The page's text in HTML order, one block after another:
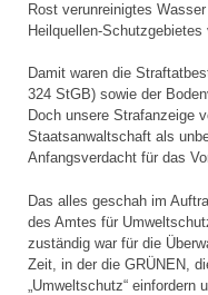
Rost verunreinigtes
Heilquellen-Schutzgebietes
Damit waren die
324 StGB) sowie der
Doch unsere Strafanzeige
Staatsanwaltschaft als
Anfangsverdacht für das
Das alles geschah im
des Amtes für
zuständig war für die
Zeit, in der die GRÜNEN,
„Umweltschutz“ einfordern